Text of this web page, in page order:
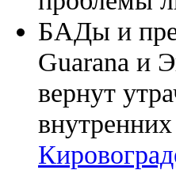
БАДы и
Guarana и
вернут